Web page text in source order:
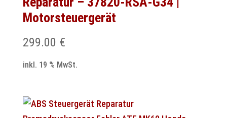
Motorsteuergerät
299.00 €
inkl. 19 % MwSt.